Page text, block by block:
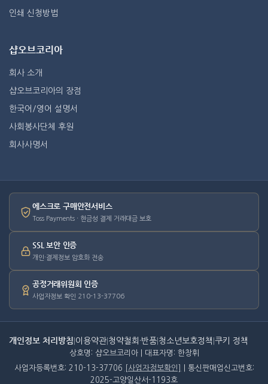
인쇄 신청방법
샵오브코리아
회사 소개
샵오브코리아의 장점
한국어/영어 설명서
사회봉사단체 후원
회사사명서
에스크로 구매안전서비스
Toss Payments · 현금성 결제 거래대금 보호
SSL 보안 인증
개인·결제정보 암호화 전송
공정거래위원회 인증
사업자정보 확인 210-13-37706
개인정보 처리방침 이용약관 청약철회·반품 청소년보호정책 쿠키 정책
상호명: 샵오브코리아 | 대표자명: 한창휘
사업자등록번호: 210-13-37706
[사업자정보확인]
| 통신판매업신고번호:
2025-고양일산서-1193호